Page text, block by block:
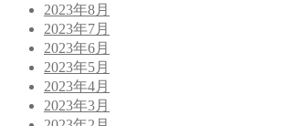
2023年8月
2023年7月
2023年6月
2023年5月
2023年4月
2023年3月